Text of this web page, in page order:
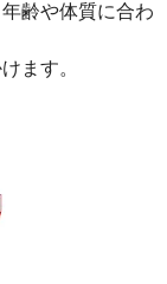
齢や体質に合わ
ます。